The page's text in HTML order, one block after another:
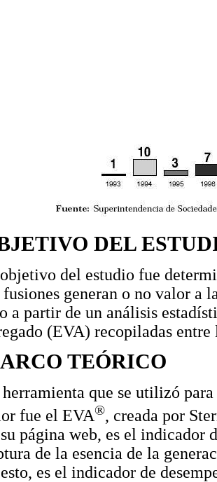
DEL
del estudio fue
fusiones generan o no valor a
a partir de un análisis
(EVA) recopiladas entre
TEÓRICO
que se utilizó
fue el EVA®, creada por
página web, es el indicador
de la esencia de la
es el indicador de